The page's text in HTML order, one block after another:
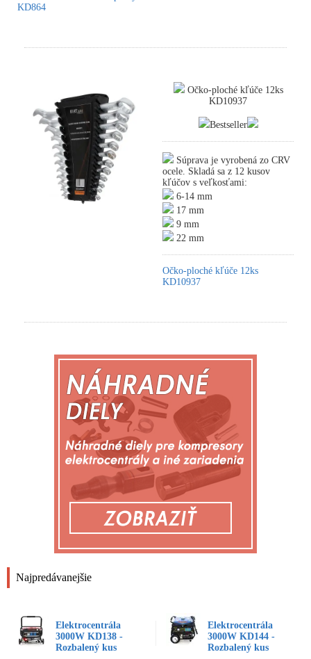
Najpredávanejšie
Elektrocentrála
3000W KD138 -
Rozbalený kus
Elektrocentrála
3000W KD144 -
Rozbalený kus
KD864
Očko-ploché kľúče 12ks
KD10937
Bestseller
Súprava je vyrobená zo CRV
ocele. Skladá sa z 12 kusov
kľúčov s veľkosťami:
6-14 mm
17 mm
9 mm
22 mm
Očko-ploché kľúče 12ks
KD10937